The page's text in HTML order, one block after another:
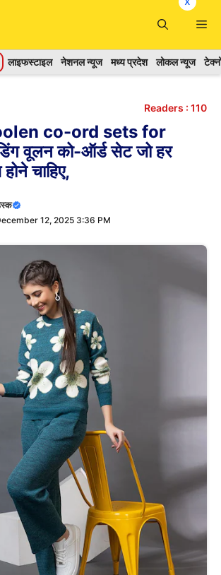
लाइफस्टाइल नेशनल न्यूज मध्य प्रदेश लोकल न्यूज
Readers : 110
co-ord sets for
वूलन को-ऑर्ड सेट जो हर
चाहिए,
12, 2025 3:36 PM